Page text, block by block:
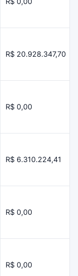
R$ 20.928.347,70
R$ 0,00
R$ 6.310.224,41
R$ 0,00
R$ 0,00